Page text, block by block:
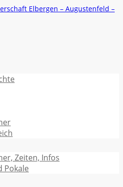
Zeiten, Infos
Pokale